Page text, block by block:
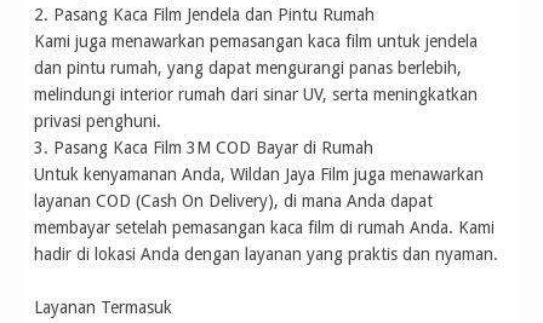
2. Pasang Kaca Film Jendela dan Pintu Rumah
Kami juga menawarkan pemasangan kaca film untuk jendela
dan pintu rumah, yang dapat mengurangi panas berlebih,
melindungi interior rumah dari sinar UV, serta meningkatkan
privasi penghuni.
3. Pasang Kaca Film 3M COD Bayar di Rumah
Untuk kenyamanan Anda, Wildan Jaya Film juga menawarkan
layanan COD (Cash On Delivery), di mana Anda dapat
membayar setelah pemasangan kaca film di rumah Anda. Kami
hadir di lokasi Anda dengan layanan yang praktis dan nyaman.
Layanan Termasuk